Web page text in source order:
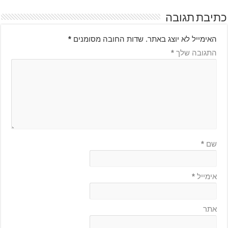
כתיבת תגובה
האימייל לא יוצג באתר. שדות החובה מסומנים*
התגובה שלך*
שם*
אימייל*
אתר